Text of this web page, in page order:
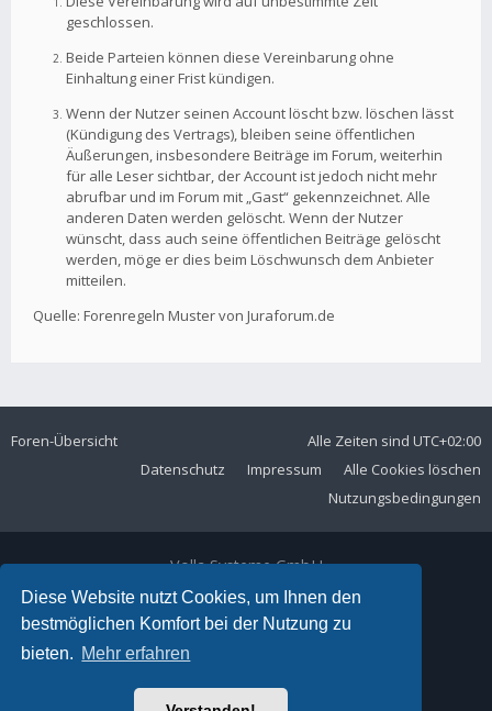
Diese Website nutzt Cookies, um Ihnen den
bestmöglichen Komfort bei der Nutzung zu
bieten. Mehr erfahren
geschlossen.
Beide Parteien können diese Vereinbarung ohne
Einhaltung einer Frist kündigen.
Wenn der Nutzer seinen Account löscht bzw. löschen lässt
(Kündigung des Vertrags), bleiben seine öffentlichen
Äußerungen, insbesondere Beiträge im Forum, weiterhin
für alle Leser sichtbar, der Account ist jedoch nicht mehr
abrufbar und im Forum mit „Gast“ gekennzeichnet. Alle
anderen Daten werden gelöscht. Wenn der Nutzer
wünscht, dass auch seine öffentlichen Beiträge gelöscht
werden, möge er dies beim Löschwunsch dem Anbieter
mitteilen.
Quelle: Forenregeln Muster von Juraforum.de
Foren-Übersicht Alle Zeiten sind UTC+02:00
Alle Cookies löschen
Impressum
Datenschutz
Nutzungsbedingungen
Volla Systeme GmbH
Kölner Straße 102
42897 Remscheid
Telefon:+49 2191 59897 61
E-Mail: